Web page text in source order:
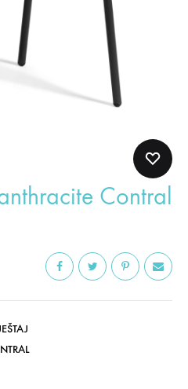
Contral